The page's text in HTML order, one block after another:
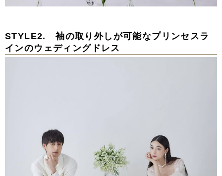
STYLE2. 袖の取り外しが可能なプリンセスラ
インのウェディングドレス